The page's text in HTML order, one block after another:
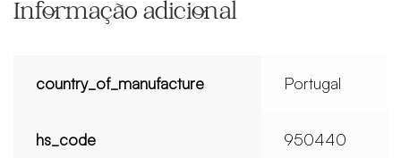
Informação adicional
country_of_manufacture Portugal
hs_code 950440